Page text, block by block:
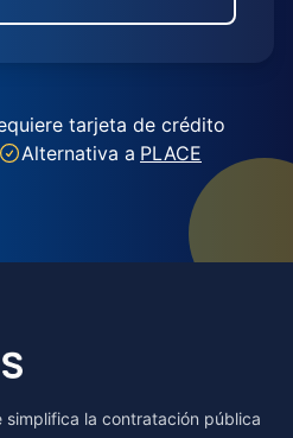
tarjeta de crédito
Alternativa a PLACE
la contratación pública